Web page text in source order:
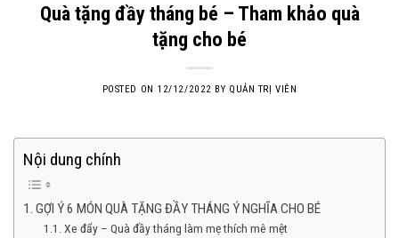
Quà tặng đầy tháng bé – Tham khảo quà
tặng cho bé
POSTED ON 12/12/2022 BY QUẢN TRỊ VIÊN
Nội dung chính
GỢI Ý 6 MÓN QUÀ TẶNG ĐẦY THÁNG Ý NGHĨA CHO BÉ
Xe đẩy – Quà đầy tháng làm mẹ thích mê mệt